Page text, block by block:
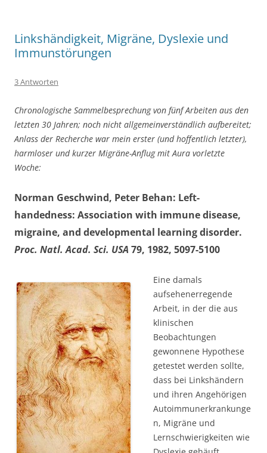
Linkshändigkeit, Migräne, Dyslexie und
Immunstörungen
3 Antworten
Chronologische Sammelbesprechung von fünf Arbeiten aus den
letzten 30 Jahren; noch nicht allgemeinverständlich aufbereitet;
Anlass der Recherche war mein erster (und hoffentlich letzter),
harmloser und kurzer Migräne-Anflug mit Aura vorletzte
Woche:
Norman Geschwind, Peter Behan: Left-
handedness: Association with immune disease,
migraine, and developmental learning disorder.
Proc. Natl. Acad. Sci. USA 79, 1982, 5097-5100
Eine damals
aufsehenerregende
Arbeit, in der die aus
klinischen
Beobachtungen
gewonnene Hypothese
getestet werden sollte,
dass bei Linkshändern
und ihren Angehörigen
Autoimmunerkrankunge
n, Migräne und
Lernschwierigkeiten wie